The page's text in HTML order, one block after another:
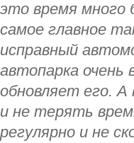
это время много
самое главное
исправный
автопарка очень
обновляет его.
и не терять
регулярно и не